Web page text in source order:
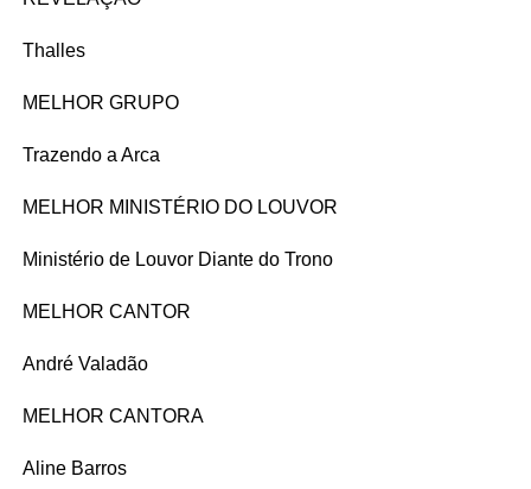
Thalles
MELHOR GRUPO
Trazendo a Arca
MELHOR MINISTÉRIO DO LOUVOR
Ministério de Louvor Diante do Trono
MELHOR CANTOR
André Valadão
MELHOR CANTORA
Aline Barros